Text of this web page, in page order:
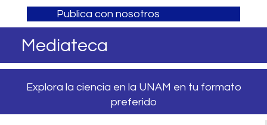
Publica con nosotros
Mediateca
Explora la ciencia en la UNAM en tu formato
preferido